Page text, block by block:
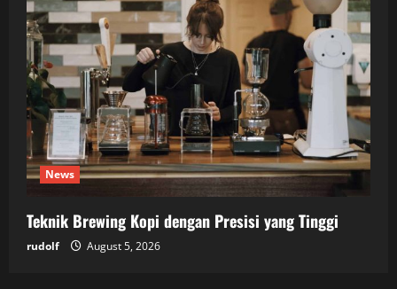
News
Teknik Brewing Kopi dengan Presisi yang Tinggi
rudolf August 5, 2026